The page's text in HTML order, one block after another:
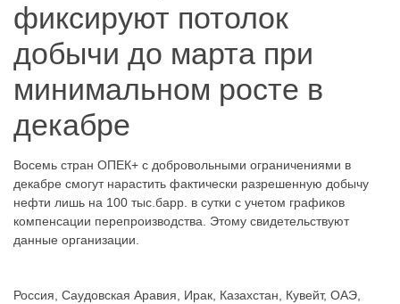
фиксируют потолок
добычи до марта при
минимальном росте в
декабре
Восемь стран ОПЕК+ с добровольными ограничениями в
декабре смогут нарастить фактически разрешенную добычу
нефти лишь на 100 тыс.барр. в сутки с учетом графиков
компенсации перепроизводства. Этому свидетельствуют
данные организации.
Россия, Саудовская Аравия, Ирак, Казахстан, Кувейт, ОАЭ,